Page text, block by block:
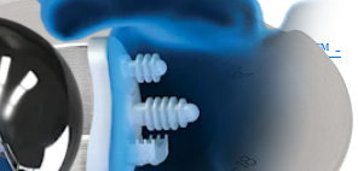
de cursosCalendario de cursosArthroLab™ -
de educación médica